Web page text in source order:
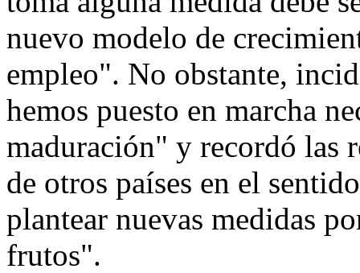
nuevo modelo de
empleo". No obstante,
hemos puesto en marcha
maduración" y recordó las
de otros países en el
plantear nuevas medidas
frutos".